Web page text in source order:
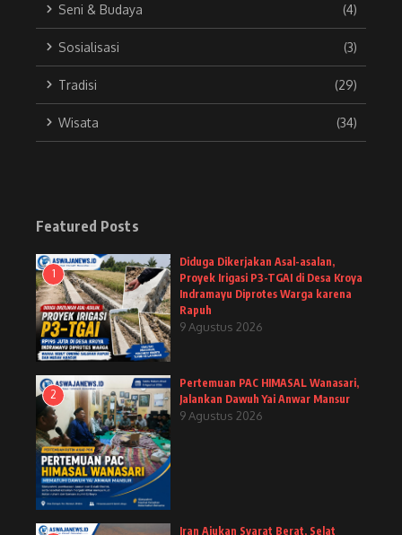
Seni & Budaya (4)
Sosialisasi (3)
Tradisi (29)
Wisata (34)
Featured Posts
1
Diduga Dikerjakan Asal-asalan,
Proyek Irigasi P3-TGAI di Desa Kroya
Indramayu Diprotes Warga karena
Rapuh
9 Agustus 2026
2
Pertemuan PAC HIMASAL Wanasari,
Jalankan Dawuh Yai Anwar Mansur
9 Agustus 2026
Iran Ajukan Syarat Berat, Selat